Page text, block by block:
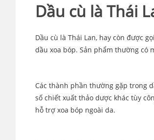
Dầu cù là Thái
Dầu cù là Thái Lan, hay còn được
dầu xoa bóp. Sản phẩm thường có
Các thành phần thường gặp trong
số chiết xuất thảo dược khác tùy
hỗ trợ xoa bóp ngoài da.